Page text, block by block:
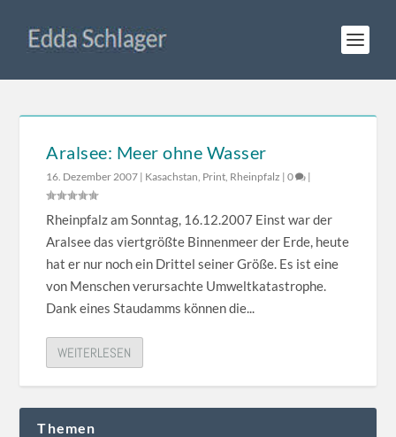
Aralsee: Meer ohne Wasser
16. Dezember 2007 | Kasachstan, Print, Rheinpfalz |0 |
Rheinpfalz am Sonntag, 16.12.2007 Einst war der
Aralsee das viertgrößte Binnenmeer der Erde, heute
hat er nur noch ein Drittel seiner Größe. Es ist eine
von Menschen verursachte Umweltkatastrophe.
Dank eines Staudamms können die...
WEITERLESEN
Themen